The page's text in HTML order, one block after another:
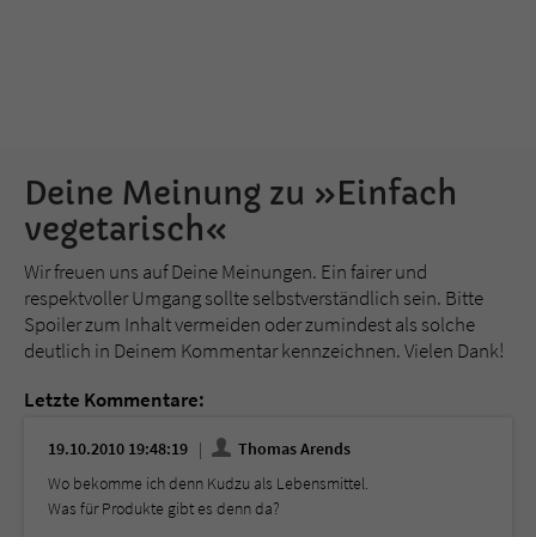
Deine Meinung zu »Einfach
vegetarisch«
Wir freuen uns auf Deine Meinungen. Ein fairer und
respektvoller Umgang sollte selbstverständlich sein. Bitte
Spoiler zum Inhalt vermeiden oder zumindest als solche
deutlich in Deinem Kommentar kennzeichnen. Vielen Dank!
Letzte Kommentare:
19.10.2010 19:48:19
Thomas Arends
Wo bekomme ich denn Kudzu als Lebensmittel.
Was für Produkte gibt es denn da?